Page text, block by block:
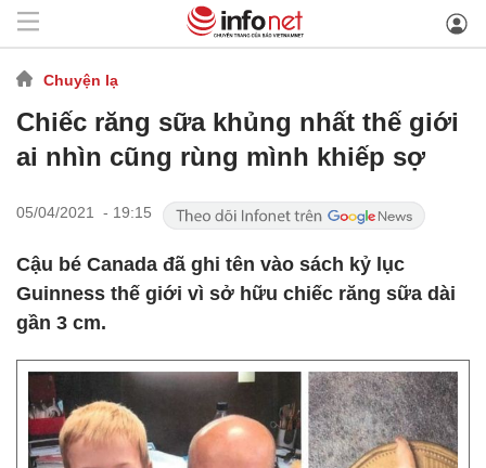
Chuyện lạ
Chiếc răng sữa khủng nhất thế giới
ai nhìn cũng rùng mình khiếp sợ
05/04/2021 - 19:15
Cậu bé Canada đã ghi tên vào sách kỷ lục
Guinness thế giới vì sở hữu chiếc răng sữa dài
gần 3 cm.